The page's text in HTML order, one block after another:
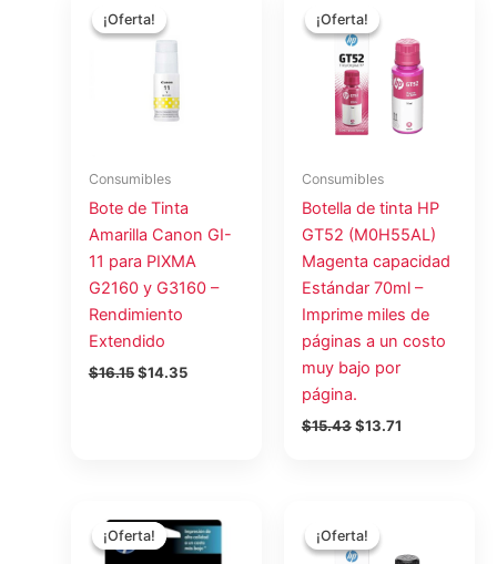
¡Oferta!
¡Oferta!
Consumibles
Bote de Tinta
Amarilla Canon GI-
11 para PIXMA
G2160 y G3160 –
Rendimiento
Extendido
$16.15
precio
original
$14.35
¡Oferta!
¡Oferta!
Consumibles
Botella de tinta HP
GT52 (M0H55AL)
Magenta capacidad
Estándar 70ml –
Imprime miles de
páginas a un costo
muy bajo por
página.
$15.43
precio
original
era:
$15.43.
$13.71
es:
$13.71.
¡Oferta!
¡Oferta!precio
original
precio
actual
¡Oferta!
¡Oferta!precio
original